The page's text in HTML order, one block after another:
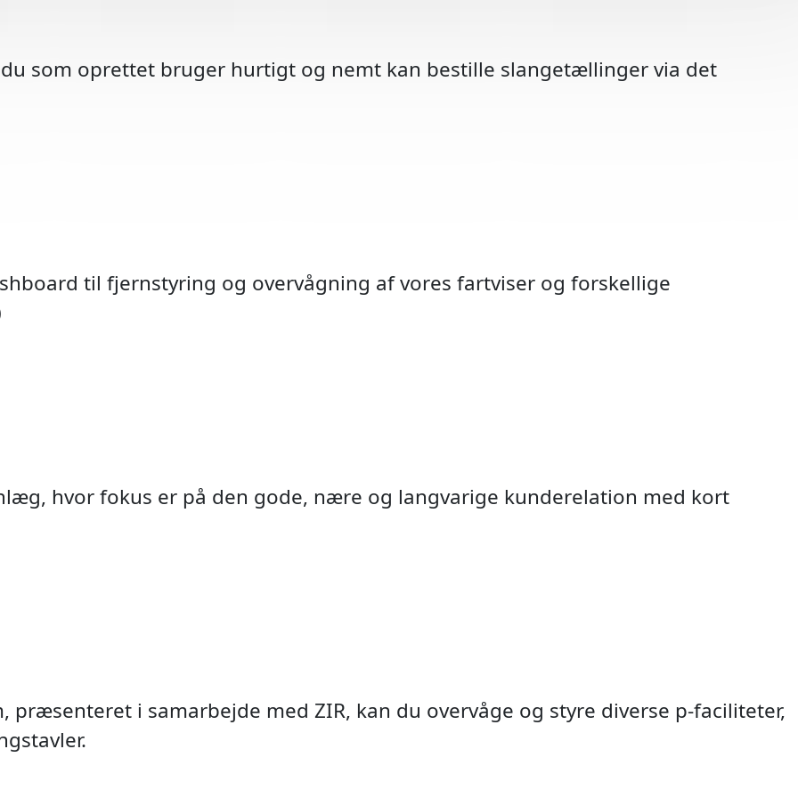
TOPO boks/pæl
Videotælling
Hastighedstavler
Byport fartviser
Skolevarsel A22
NavTech Radar
Overvågning
Detektorer
P-henvisning
Adgang / ADK
BP Radar
A.I. persontælling
som oprettet bruger hurtigt og nemt kan bestille slangetællinger via det
til fjernstyring og overvågning af vores fartviser og forskellige
hvor fokus er på den gode, nære og langvarige kunderelation med kort
præsenteret i samarbejde med ZIR, kan du overvåge og styre diverse p-faciliteter,